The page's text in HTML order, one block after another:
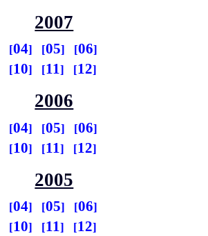
2007
04 05
06
10 11 12
2006
04 05
06
10 11 12
2005
04 05
06
10 11 12